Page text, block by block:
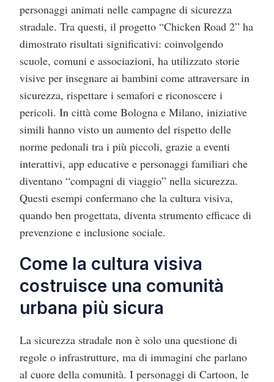
personaggi animati nelle campagne di sicurezza
stradale. Tra questi, il progetto “Chicken Road 2” ha
dimostrato risultati significativi: coinvolgendo
scuole, comuni e associazioni, ha utilizzato storie
visive per insegnare ai bambini come attraversare in
sicurezza, rispettare i semafori e riconoscere i
pericoli. In città come Bologna e Milano, iniziative
simili hanno visto un aumento del rispetto delle
norme pedonali tra i più piccoli, grazie a eventi
interattivi, app educative e personaggi familiari che
diventano “compagni di viaggio” nella sicurezza.
Questi esempi confermano che la cultura visiva,
quando ben progettata, diventa strumento efficace di
prevenzione e inclusione sociale.
Come la cultura visiva
costruisce una comunità
urbana più sicura
La sicurezza stradale non è solo una questione di
regole o infrastrutture, ma di immagini che parlano
al cuore della comunità. I personaggi di Cartoon, le